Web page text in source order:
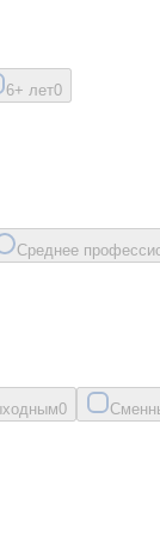
6+ лет0
Среднее
0